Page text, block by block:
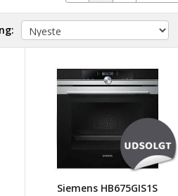
Siemens HB675GIS1S